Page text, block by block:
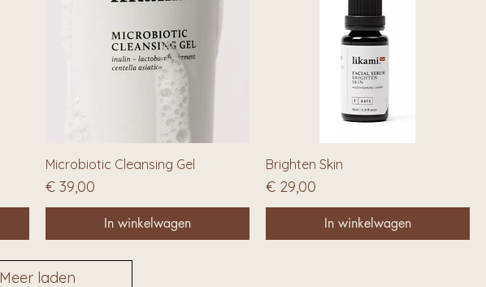
Microbiotic Cleansing Gel
Prijs
€ 39,00
In winkelwagen
Brighten Skin
Prijs
€ 29,00
In winkelwagen
Meer laden